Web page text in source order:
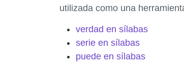
utilizada como una
verdad en sílabas
serie en sílabas
puede en sílabas